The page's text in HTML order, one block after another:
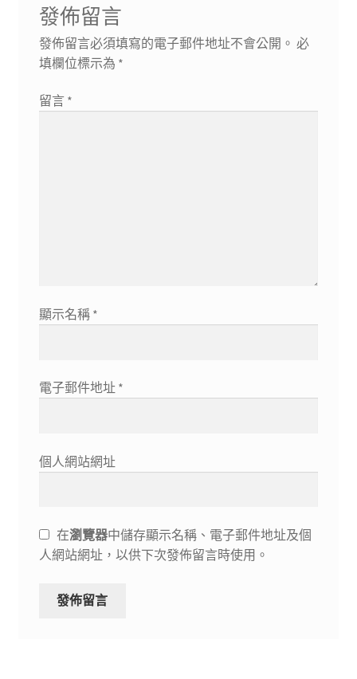
發佈留言
發佈留言必須填寫的電子郵件地址不會公開。 必
填欄位標示為 *
留言 *
顯示名稱 *
電子郵件地址 *
個人網站網址
在瀏覽器中儲存顯示名稱、電子郵件地址及個
人網站網址，以供下次發佈留言時使用。